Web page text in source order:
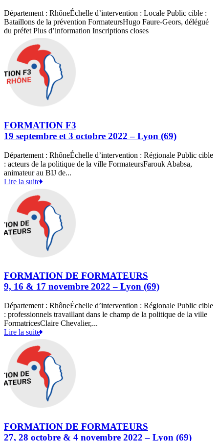
Département : RhôneÉchelle d’intervention : Locale Public cible :
Bataillons de la prévention FormateursHugo Faure-Geors, délégué
du préfet Plus d’information Inscriptions closes
FORMATION F3
19 septembre et 3 octobre 2022 – Lyon (69)
Département : RhôneÉchelle d’intervention : Régionale Public cible
: acteurs de la politique de la ville FormateursFarouk Ababsa,
animateur au BIJ de...
Lire la suite
FORMATION DE FORMATEURS
9, 16 & 17 novembre 2022 – Lyon (69)
Département : RhôneÉchelle d’intervention : Régionale Public cible
: professionnels travaillant dans le champ de la politique de la ville
FormatricesClaire Chevalier,...
Lire la suite
FORMATION DE FORMATEURS
27, 28 octobre & 4 novembre 2022 – Lyon (69)